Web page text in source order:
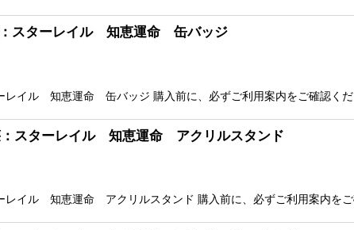
：スターレイル 知恵運命 缶バッジ
レイル 知恵運命 缶バッジ 購入前に、必ずご利用案内をご確認く
：スターレイル 知恵運命 アクリルスタンド
レイル 知恵運命 アクリルスタンド 購入前に、必ずご利用案内を